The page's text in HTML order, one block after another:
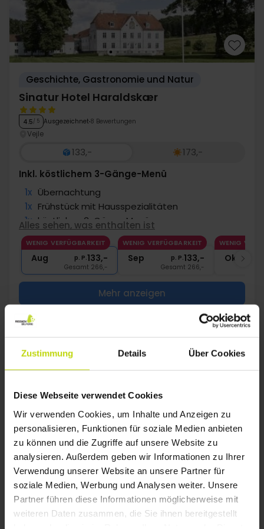
Zustimmung Details Über Cookies
Diese Webseite verwendet Cookies
Wir verwenden Cookies, um Inhalte und Anzeigen zu
personalisieren, Funktionen für soziale Medien anbieten
zu können und die Zugriffe auf unsere Website zu
analysieren. Außerdem geben wir Informationen zu Ihrer
Verwendung unserer Website an unsere Partner für
soziale Medien, Werbung und Analysen weiter. Unsere
Partner führen diese Informationen möglicherweise mit
weiteren Daten zusammen, die Sie ihnen bereitgestellt
aus Ihrem Urlaub zu bieten, mit großartigen
Inklusivleistungen und komfortablen Aufenthalten, die
es Ihnen ermöglichen, sich auf das Wesentliche zu
konzentrieren: mehr zu erleben.
Geschichte, Gastronomie und Natur
Sinatur Hotel Haraldskær
4.5/ 5 Ausgezeichnet 8 Bewertungen
Vejle
133,-
173,-
Inkl. köstlichem 3-Gänge-Menü
1x Übernachtung
1x Frühstück mit Hausspezialitäten
1x köstliches 3-Gänge Menü
∞ Gratis Parken
1x Kaffee zum Mitnehmen
Alles sehen, was enthalten ist
WENIG VERFÜGBARKEIT
Aug p. P.133,-
Gesamt 266,-
WENIG VERFÜGBARKEIT
Sep p. P.133,-
Gesamt 266,-
WENIG
Okt
Mehr anzeigen
1
Welche Hotels in Halbpension-Pakete in Vejle
sind hundefreundlich?
Die günstigste Zeit für einen Hotelaufenthalt in Halbpension-
Pakete in Vejle ist häufig außerhalb der Hochsaison oder
unter der Woche.
Welche Hotels in Halbpension-Pakete in Vejle
haben Zimmer für Familien mit einem Kind?
Halbpension-Pakete in Vejle eignet sich hervorragend für
Outdoor-Aktivitäten wie Wandern, Radfahren und